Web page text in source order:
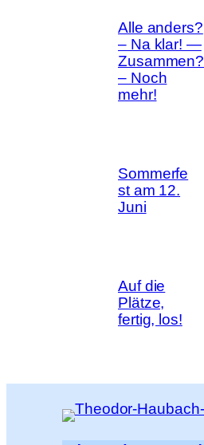
Alle anders?
– Na klar! —
Zusammen?
– Noch
mehr!
Sommerfe
st am 12.
Juni
Auf die
Plätze,
fertig, los!